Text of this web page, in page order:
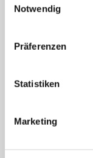
Cookies, wenn
Notwendig
Präferenzen
Statistiken
Marketing
Behandlung
Entfernung
Entfernung